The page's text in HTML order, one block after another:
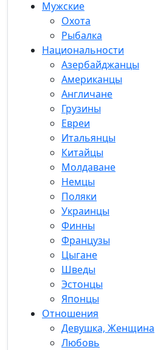
Мужские
Охота
Рыбалка
Национальности
Азербайджанцы
Американцы
Англичане
Грузины
Евреи
Итальянцы
Китайцы
Молдаване
Немцы
Поляки
Украинцы
Финны
Французы
Цыгане
Шведы
Эстонцы
Японцы
Отношения
Девушка, Женщина
Любовь